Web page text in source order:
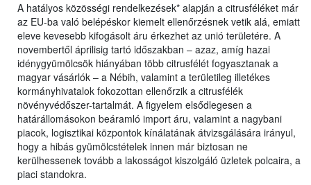
A hatályos közösségi rendelkezések* alapján a citrusféléket már
az EU-ba való belépéskor kiemelt ellenőrzésnek vetik alá, emiatt
eleve kevesebb kifogásolt áru érkezhet az unió területére. A
novembertől áprilisig tartó időszakban – azaz, amíg hazai
idénygyümölcsök hiányában több citrusfélét fogyasztanak a
magyar vásárlók – a Nébih, valamint a területileg illetékes
kormányhivatalok fokozottan ellenőrzik a citrusfélék
növényvédőszer-tartalmát. A figyelem elsődlegesen a
határállomásokon beáramló import áru, valamint a nagybani
piacok, logisztikai központok kínálatának átvizsgálására irányul,
hogy a hibás gyümölcstételek innen már biztosan ne
kerülhessenek tovább a lakosságot kiszolgáló üzletek polcaira, a
piaci standokra.